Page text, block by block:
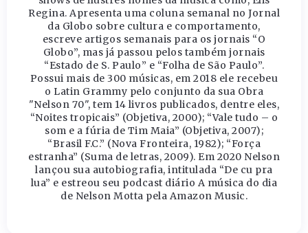
Regina. Apresenta uma coluna semanal no Jornal
da Globo sobre cultura e comportamento,
escreve artigos semanais para os jornais “O
Globo”, mas já passou pelos também jornais
“Estado de S. Paulo” e “Folha de São Paulo”.
Possui mais de 300 músicas, em 2018 ele recebeu
o Latin Grammy pelo conjunto da sua Obra
"Nelson 70", tem 14 livros publicados, dentre eles,
“Noites tropicais” (Objetiva, 2000); “Vale tudo – o
som e a fúria de Tim Maia” (Objetiva, 2007);
“Brasil F.C.” (Nova Fronteira, 1982); “Força
estranha” (Suma de letras, 2009). Em 2020 Nelson
lançou sua autobiografia, intitulada “De cu pra
lua” e estreou seu podcast diário A música do dia
de Nelson Motta pela Amazon Music.